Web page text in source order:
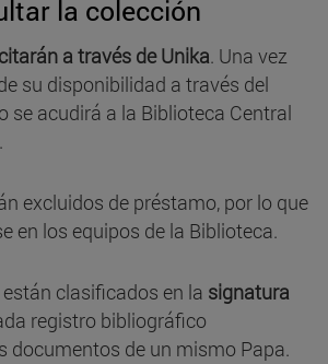
la colección
a través de Unika. Una vez
su disponibilidad a través del
se acudirá a la Biblioteca Central
excluidos de préstamo, por lo que
en los equipos de la Biblioteca.
clasificados en la signatura
registro bibliográfico
documentos de un mismo Papa.